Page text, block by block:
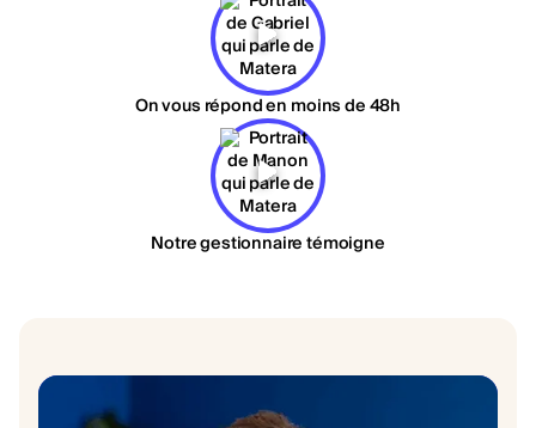
On vous répond en moins de 48h
Notre gestionnaire témoigne